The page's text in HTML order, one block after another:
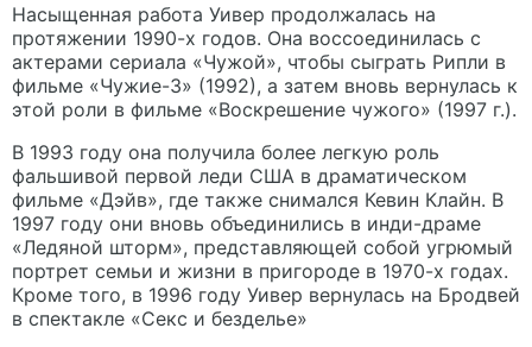
Насыщенная работа Уивер продолжалась на
протяжении 1990-х годов. Она воссоединилась с
актерами сериала «Чужой», чтобы сыграть Рипли в
фильме «Чужие-3» (1992), а затем вновь вернулась к
этой роли в фильме «Воскрешение чужого» (1997 г.).
В 1993 году она получила более легкую роль
фальшивой первой леди США в драматическом
фильме «Дэйв», где также снимался Кевин Клайн. В
1997 году они вновь объединились в инди-драме
«Ледяной шторм», представляющей собой угрюмый
портрет семьи и жизни в пригороде в 1970-х годах.
Кроме того, в 1996 году Уивер вернулась на Бродвей
в спектакле «Секс и безделье»